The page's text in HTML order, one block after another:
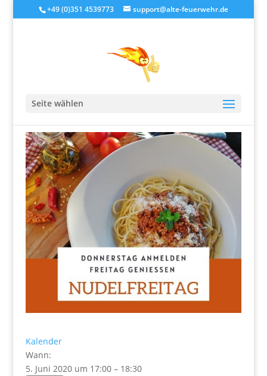
+49 (0)351 4539773 support@alte-feuerwehr.de
Seite wählen
Kalender
Wann:
5. Juni 2020 um 17:00 – 18:30